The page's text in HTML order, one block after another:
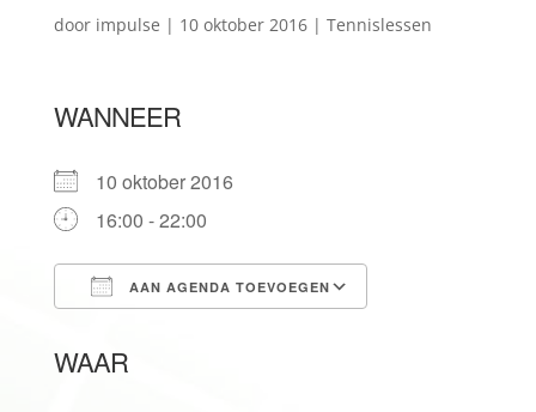
door impulse | 10 oktober 2016| Tennislessen
WANNEER
10 oktober 2016
16:00 - 22:00
AAN AGENDA TOEVOEGEN
WAAR